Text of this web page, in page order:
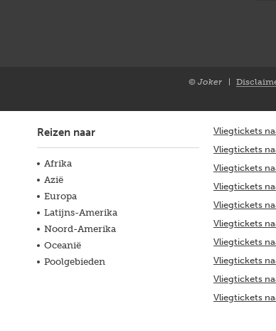
© Joker
Reizen naar
Afrika
Azië
Europa
Latijns-Amerika
Noord-Amerika
Oceanië
Poolgebieden
Vliegtickets
Vliegtickets
Vliegtickets
Vliegtickets
Vliegtickets
Vliegtickets
Vliegtickets
Vliegtickets
Vliegtickets
Vliegtickets